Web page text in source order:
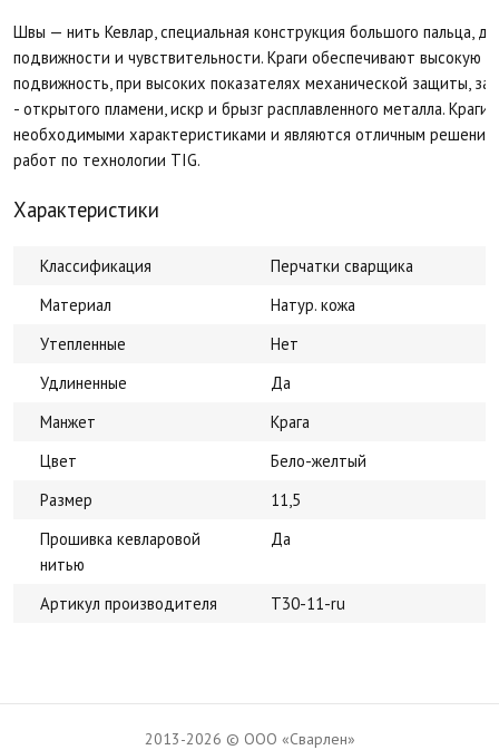
Швы — нить Кевлар, специальная конструкция большого пальца,
подвижности и чувствительности. Краги обеспечивают высокую
подвижность, при высоких показателях механической защиты,
- открытого пламени, искр и брызг расплавленного металла.
необходимыми характеристиками и являются отличным
работ по технологии TIG.
Характеристики
Классификация
Перчатки сварщика
Материал
Натур. кожа
Утепленные
Нет
Удлиненные
Да
Манжет
Крага
Цвет
Бело-желтый
Размер
11,5
Прошивка кевларовой
нитью
Да
Артикул производителя T30-11-ru
2013-2026 © ООО «Сварлен»